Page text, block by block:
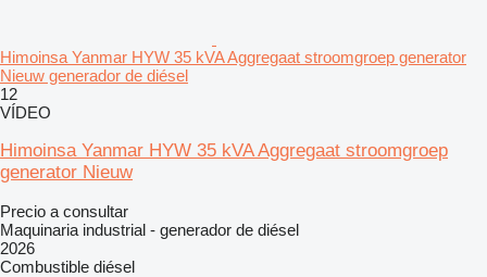
Himoinsa Yanmar HYW 35 kVA Aggregaat stroomgroep generator
Nieuw generador de diésel
12
VÍDEO
Himoinsa Yanmar HYW 35 kVA Aggregaat stroomgroep
generator Nieuw
Precio a consultar
Maquinaria industrial - generador de diésel
2026
Combustible diésel